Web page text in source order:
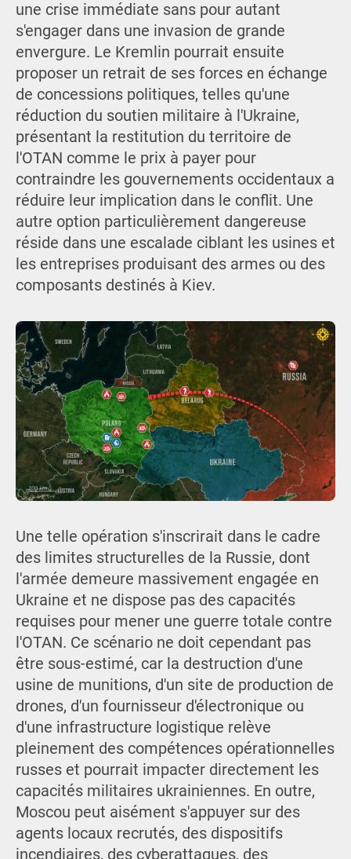
une crise immédiate sans pour autant
s'engager dans une invasion de grande
envergure. Le Kremlin pourrait ensuite
proposer un retrait de ses forces en échange
de concessions politiques, telles qu'une
réduction du soutien militaire à l'Ukraine,
présentant la restitution du territoire de
l'OTAN comme le prix à payer pour
contraindre les gouvernements occidentaux a
réduire leur implication dans le conflit. Une
autre option particulièrement dangereuse
réside dans une escalade ciblant les usines et
les entreprises produisant des armes ou des
composants destinés à Kiev.
Une telle opération s'inscrirait dans le cadre
des limites structurelles de la Russie, dont
l'armée demeure massivement engagée en
Ukraine et ne dispose pas des capacités
requises pour mener une guerre totale contre
l'OTAN. Ce scénario ne doit cependant pas
être sous-estimé, car la destruction d'une
usine de munitions, d'un site de production de
drones, d'un fournisseur d'électronique ou
d'une infrastructure logistique relève
pleinement des compétences opérationnelles
russes et pourrait impacter directement les
capacités militaires ukrainiennes. En outre,
Moscou peut aisément s'appuyer sur des
agents locaux recrutés, des dispositifs
incendiaires, des cyberattaques, des